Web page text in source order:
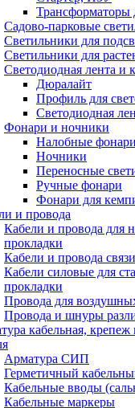
Трансформаторы
Садово-парковые
Светильники для
Светильники для
Светодиодная лента и
Дюралайт
Профиль для
Светодиодная
Фонари и ночники
Налобные фонари
Ночники
Переносные
Ручные фонари
Фонари для
и провода
Кабели и провода для
прокладки
Кабели и провода связи
Кабели силовые для
прокладки
Провода для
Провода и шнуры
кабельная, крепеж
Арматура СИП
Герметичный
Кабельные вводы
Кабельные маркеры